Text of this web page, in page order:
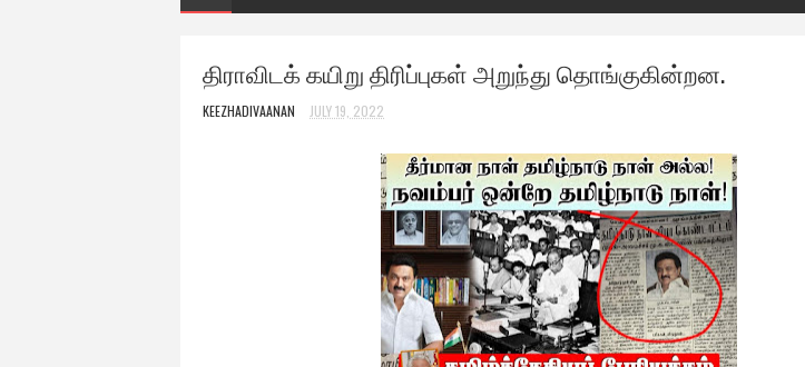
திராவிடக் கயிறு திரிப்புகள் அறுந்து தொங்குகின்றன.
KEEZHADIVAANAN JULY 19, 2022